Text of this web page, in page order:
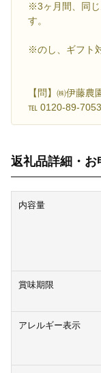
※3ヶ月間、同じ
す。
※のし、ギフト
【問】㈱伊藤農
℡ 0120-89-7053
返礼品詳細・お
内容量
賞味期限
アレルギー表示